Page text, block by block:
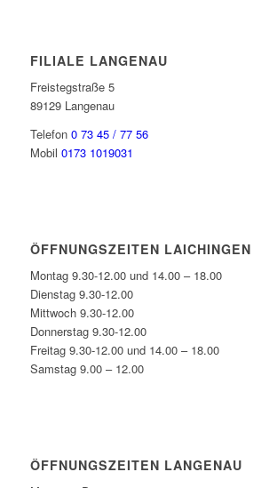
FILIALE LANGENAU
Freistegstraße 5
89129 Langenau
Telefon 0 73 45 / 77 56
Mobil 0173 1019031
ÖFFNUNGSZEITEN LAICHINGEN
Montag 9.30-12.00 und 14.00 – 18.00
Dienstag 9.30-12.00
Mittwoch 9.30-12.00
Donnerstag 9.30-12.00
Freitag 9.30-12.00 und 14.00 – 18.00
Samstag 9.00 – 12.00
ÖFFNUNGSZEITEN LANGENAU